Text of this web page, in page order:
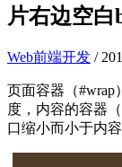
片右边空白
Web前端开发 /
页面容器（#wrap
度，内容的容器
口缩小而小于内